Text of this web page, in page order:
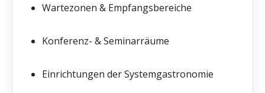
Wartezonen & Empfangsbereiche
Konferenz- & Seminarräume
Einrichtungen der Systemgastronomie